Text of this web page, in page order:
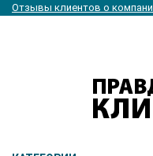
Отзывы клиентов о